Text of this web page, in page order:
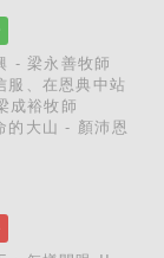
- 梁永善牧師
服、在恩典中站
成裕牧師
的大山 - 顏沛恩